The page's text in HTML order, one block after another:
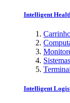
Intelligent
Intelligent